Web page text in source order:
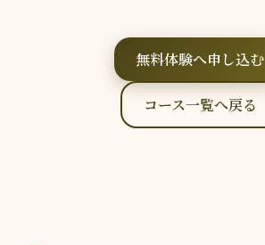
無料体験へ申し込む
コース一覧へ戻る